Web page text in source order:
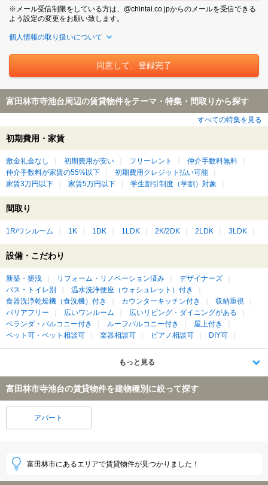
※メール受信制限をしている方は、@chintai.co.jpからのメールを受信できる
よう設定の変更をお願い致します。
個人情報の取り扱いについて
富田林市寺池台周辺の賃貸物件をテーマ・特集・間取りから探す
すべての特集を見る
初期費用・家賃
敷金礼金なし 初期費用が安い フリーレント
仲介手数料無料
仲介手数料が家賃の55%以下
初期費用クレジット払い可能
家賃3万円以下
家賃5万円以下 学生割引制度（学割）対象
間取り
1R/ワンルーム 1K 1DK 1LDK 2K/2DK 2LDK 3LDK
設備・こだわり
新築・築浅 リフォーム・リノベーション済み
デザイナーズ
バス・トイレ別
温水洗浄便座（ウォシュレット）付き
食器洗浄乾燥機（食洗機）付き
カウンターキッチン付き
収納重視
バリアフリー
広いワンルーム
広いリビング・ダイニングがある
ベランダ・バルコニー付き
ルーフバルコニー付き
屋上付き
ペット可・ペット相談可
楽器相談可 ピアノ相談可 DIY可
もっと見る
富田林市寺池台の賃貸物件を建物種別に絞って探す
アパート
富田林市にあるエリアで賃貸物件が見つかりました！